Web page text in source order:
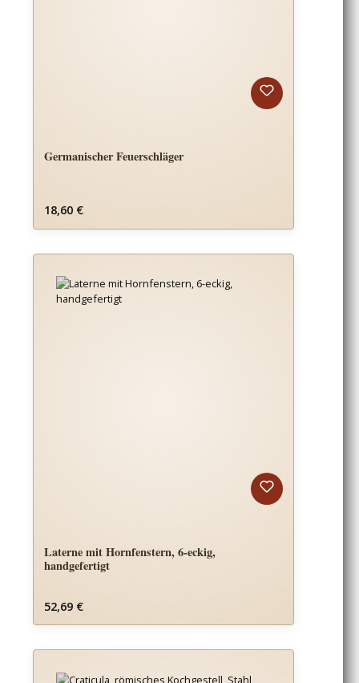
Germanischer Feuerschläger
Regulärer Preis:
18,60 €
Laterne mit Hornfenstern, 6-eckig,
handgefertigt
Regulärer Preis:
52,69 €